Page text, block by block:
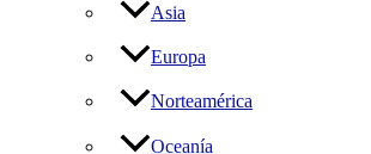
Asia
Europa
Norteamérica
Oceanía